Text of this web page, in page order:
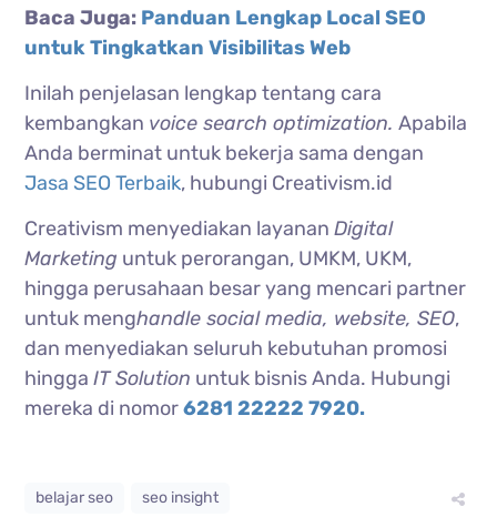
Baca Juga: Panduan Lengkap Local SEO
untuk Tingkatkan Visibilitas Web
Inilah penjelasan lengkap tentang cara
kembangkan voice search optimization.Apabila
Anda berminat untuk bekerja sama dengan
Jasa SEO Terbaik, hubungi Creativism.id
Creativism menyediakan layananDigital
Marketing untuk perorangan, UMKM, UKM,
hingga perusahaan besar yang mencari partner
untuk menghandle social media, website, SEO,
dan menyediakan seluruh kebutuhan promosi
hinggaIT Solution untuk bisnis Anda. Hubungi
mereka di nomor6281 22222 7920.
belajar seo
seo insight